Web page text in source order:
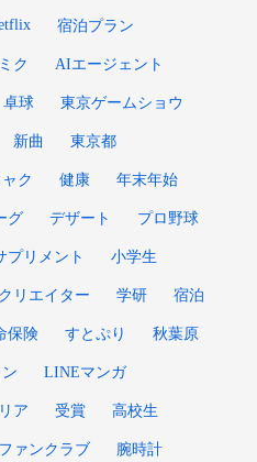
宿泊プラン
ク AIエージェント
卓球 東京ゲームショウ
新曲 東京都
ク 健康 年末年始
グ デザート プロ野球
プリメント 小学生
クリエイター 学研 宿泊
保険 すとぷり 秋葉原
LINEマンガ
ア 受賞 高校生
ファンクラブ 腕時計